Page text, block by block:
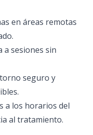
en áreas remotas
a sesiones sin
seguro y
a los horarios del
al tratamiento.